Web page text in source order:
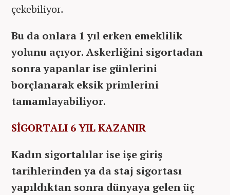
çekebiliyor.
Bu da onlara 1 yıl erken emeklilik
yolunu açıyor. Askerliğini sigortadan
sonra yapanlar ise günlerini
borçlanarak eksik primlerini
tamamlayabiliyor.
SİGORTALI 6 YIL KAZANIR
Kadın sigortalılar ise işe giriş
tarihlerinden ya da staj sigortası
yapıldıktan sonra dünyaya gelen üç